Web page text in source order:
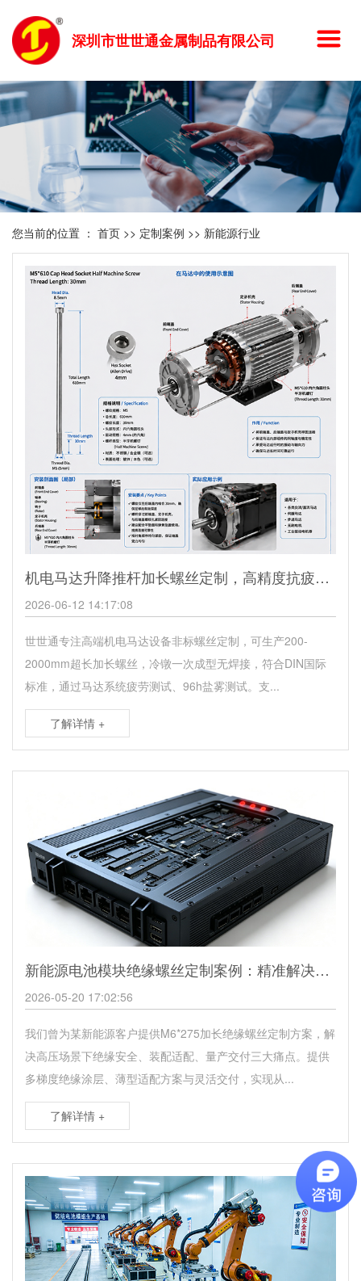
深圳市世世通金属制品有限公司
您当前的位置 ： 首页 >> 定制案例 >> 新能源行业
机电马达升降推杆加长螺丝定制，高精度抗疲劳定制厂家
2026-06-12 14:17:08
世世通专注高端机电马达设备非标螺丝定制，可生产200-
2000mm超长加长螺丝，冷镦一次成型无焊接，符合DIN国际
标准，通过马达系统疲劳测试、96h盐雾测试。支...
了解详情 +
新能源电池模块绝缘螺丝定制案例：精准解决高压设备装配痛点
2026-05-20 17:02:56
我们曾为某新能源客户提供M6*275加长绝缘螺丝定制方案，解
决高压场景下绝缘安全、装配适配、量产交付三大痛点。提供
多梯度绝缘涂层、薄型适配方案与灵活交付，实现从...
了解详情 +